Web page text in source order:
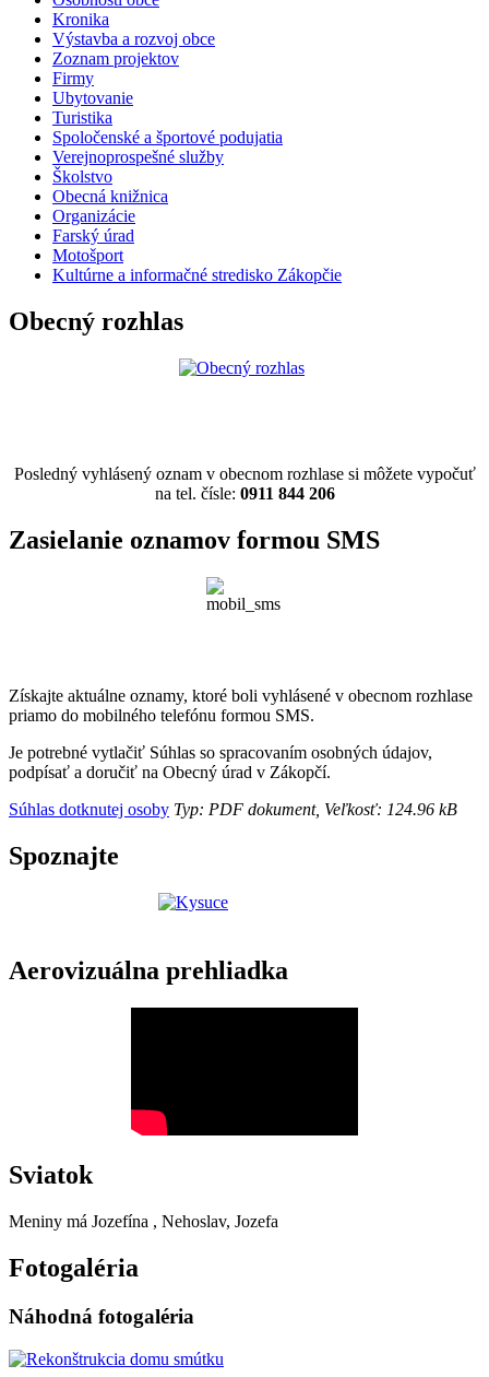
Kronika
Výstavba a rozvoj obce
Zoznam projektov
Firmy
Ubytovanie
Turistika
Spoločenské a športové podujatia
Verejnoprospešné služby
Školstvo
Obecná knižnica
Organizácie
Farský úrad
Motošport
Kultúrne a informačné stredisko Zákopčie
Obecný rozhlas
Posledný vyhlásený oznam v obecnom rozhlase si môžete vypočuť
na tel. čísle: 0911 844 206
Zasielanie oznamov formou SMS
Získajte aktuálne oznamy, ktoré boli vyhlásené v obecnom rozhlase
priamo do mobilného telefónu formou SMS.
Je potrebné vytlačiť Súhlas so spracovaním osobných údajov,
podpísať a doručiť na Obecný úrad v Zákopčí.
Súhlas dotknutej osoby Typ: PDF dokument, Veľkosť: 124.96 kB
Spoznajte
Aerovizuálna prehliadka
Sviatok
Meniny má Jozefína , Nehoslav, Jozefa
Fotogaléria
Náhodná fotogaléria